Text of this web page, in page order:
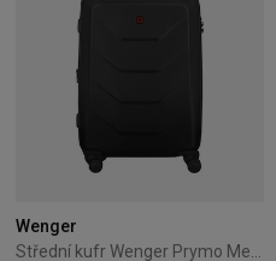
Wenger
Střední kufr Wenger Prymo Medium 65 cm černý